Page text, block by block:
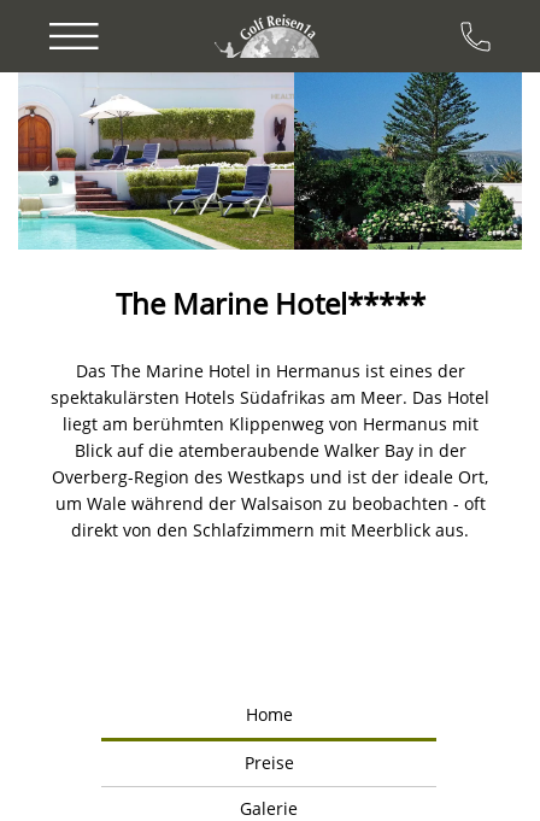
Previous Next
The Marine Hotel*****
Das The Marine Hotel in Hermanus ist eines der
spektakulärsten Hotels Südafrikas am Meer. Das Hotel
liegt am berühmten Klippenweg von Hermanus mit
Blick auf die atemberaubende Walker Bay in der
Overberg-Region des Westkaps und ist der ideale Ort,
um Wale während der Walsaison zu beobachten - oft
direkt von den Schlafzimmern mit Meerblick aus.
Home
Preise
Galerie